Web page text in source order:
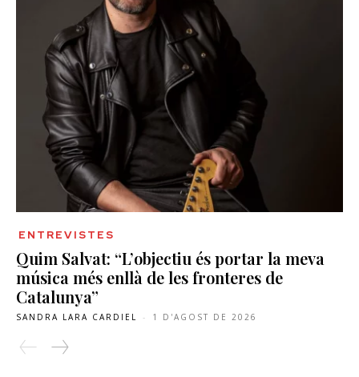
ENTREVISTES
Quim Salvat: “L’objectiu és portar la meva
música més enllà de les fronteres de
Catalunya”
SANDRA LARA CARDIEL - 1 D'AGOST DE 2026